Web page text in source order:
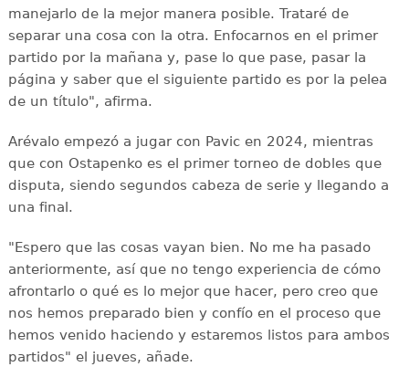
manejarlo de la mejor manera posible. Trataré de
separar una cosa con la otra. Enfocarnos en el primer
partido por la mañana y, pase lo que pase, pasar la
página y saber que el siguiente partido es por la pelea
de un título", afirma.
Arévalo empezó a jugar con Pavic en 2024, mientras
que con Ostapenko es el primer torneo de dobles que
disputa, siendo segundos cabeza de serie y llegando a
una final.
"Espero que las cosas vayan bien. No me ha pasado
anteriormente, así que no tengo experiencia de cómo
afrontarlo o qué es lo mejor que hacer, pero creo que
nos hemos preparado bien y confío en el proceso que
hemos venido haciendo y estaremos listos para ambos
partidos" el jueves, añade.